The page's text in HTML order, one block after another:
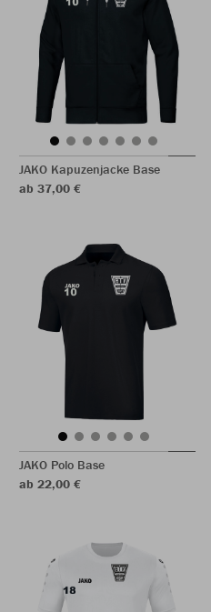
JAKO Kapuzenjacke Base
ab 37,00 €
JAKO Polo Base
ab 22,00 €